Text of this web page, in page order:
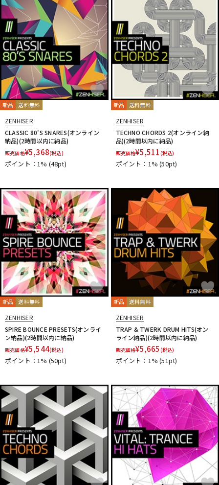
新品 送料無料
ZENHISER
CLASSIC 80'S SNARES(オンライン
納品)(2時間以内に納品)
販売価格¥5,368(税込)
ポイント：1% (48pt)
新品 送料無料
ZENHISER
TECHNO CHORDS 2(オンライン納
品)(2時間以内に納品)
販売価格¥5,511 (税込)
ポイント：1%(50pt)
新品 送料無料
ZENHISER
SPIRE BOUNCE PRESETS(オンライ
ン納品)(2時間以内に納品)
販売価格¥5,544(税込)
ポイント：1% (50pt)
新品 送料無料
ZENHISER
TRAP & TWERK DRUM HITS(オン
ライン納品)(2時間以内に納品)
販売価格¥5,665 (税込)
ポイント：1%(51pt)